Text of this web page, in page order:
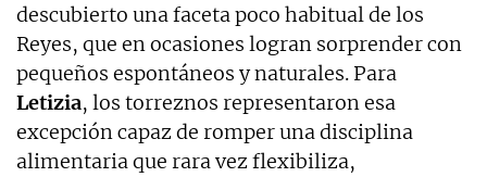
descubierto una faceta poco habitual de los
Reyes, que en ocasiones logran sorprender con
pequeños espontáneos y naturales. Para
Letizia, los torreznos representaron esa
excepción capaz de romper una disciplina
alimentaria que rara vez flexibiliza,